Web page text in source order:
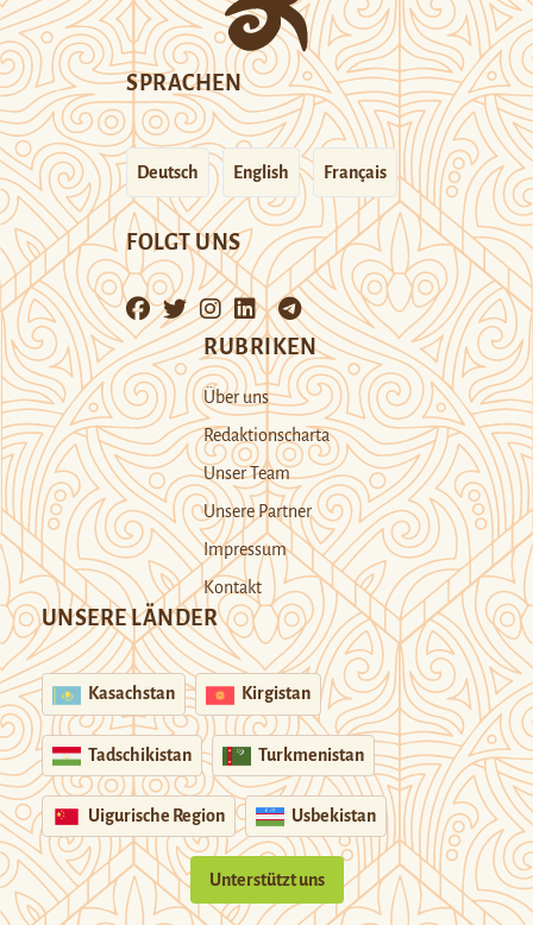
SPRACHEN
Deutsch English Français
FOLGT UNS
RUBRIKEN
Über uns
Redaktionscharta
Unser Team
Unsere Partner
Impressum
Kontakt
UNSERE LÄNDER
Kasachstan Kirgistan
Tadschikistan Turkmenistan
Uigurische Region Usbekistan
Unterstützt uns